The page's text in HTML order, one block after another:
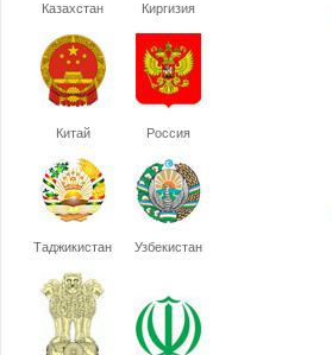
Казахстан Киргизия
Китай Россия
Таджикистан Узбекистан